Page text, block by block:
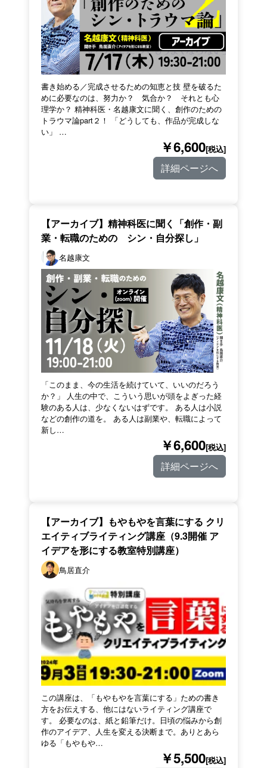
書き始める／完成させるための知恵と技 壁を破るた
めに必要なのは、努力か？ 気合か？ それとも心
理学か？ 精神科医・名越康文に聞く、創作のための
トラウマ論part２！ 「どうしても、作品が完成しな
い」 …
￥6,600[税込]
詳細ページへ
【アーカイブ】精神科医に聞く「創作・副
業・転職のための シン・自分探し」
名越康文
「このまま、今の生活を続けていて、いいのだろう
か？」 人生の中で、こういう思いが頭をよぎった経
験のある人は、少なくないはずです。 ある人は小説
などの創作の道を。 ある人は副業や、転職によって
新し…
￥6,600[税込]
詳細ページへ
【アーカイブ】もやもやを言葉にする クリ
エイティブライティング講座（9.3開催 ア
イデアを形にする教室特別講座）
鳥居直介
この講座は、「もやもやを言葉にする」ための書き
方をお伝えする、他にはないライティング講座で
す。 必要なのは、紙と鉛筆だけ。日頃の悩みから創
作のアイデア、人生を変える決断まで。ありとあら
ゆる「もやもや…
￥5,500[税込]